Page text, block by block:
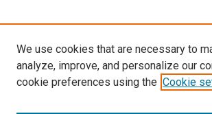
We use cookies that are necessary to
analyze, improve, and personalize our
cookie preferences using the Cookie